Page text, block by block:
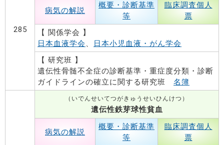
285
病気の解説
概要・診断基準
等
臨床調査個人
票
【 関係学会 】
日本血液学会 、
日本小児血液・がん学会
【 研究班 】
遺伝性骨髄不全症の診断基準・重症度分類・診断
ガイドラインの確立に関する研究班 名簿
（いでんせいてつがきゅうせいひんけつ）
遺伝性鉄芽球性貧血
病気の解説
概要・診断基準
等
臨床調査個人
票